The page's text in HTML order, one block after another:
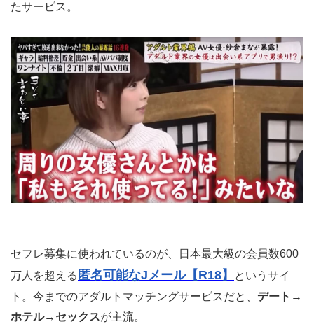
たサービス。
セフレ募集に使われているのが、日本最大級の会員数600
万人を超える 匿名可能なJメール【R18】
というサイ
ト。今までのアダルトマッチングサービスだと、 デート→
ホテル→セックスが主流。